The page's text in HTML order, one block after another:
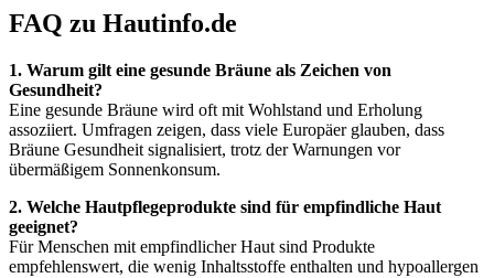
FAQ zu Hautinfo.de
1. Warum gilt eine gesunde Bräune als Zeichen von
Gesundheit?
Eine gesunde Bräune wird oft mit Wohlstand und Erholung
assoziiert. Umfragen zeigen, dass viele Europäer glauben, dass
Bräune Gesundheit signalisiert, trotz der Warnungen vor
übermäßigem Sonnenkonsum.
2. Welche Hautpflegeprodukte sind für empfindliche Haut
geeignet?
Für Menschen mit empfindlicher Haut sind Produkte
empfehlenswert, die wenig Inhaltsstoffe enthalten und hypoallergen